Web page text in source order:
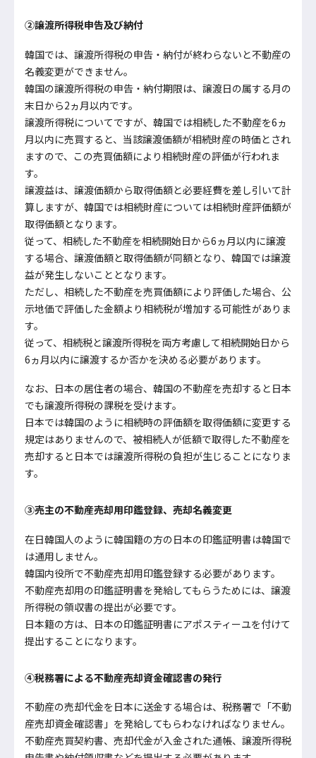
②譲渡所得税申告及び納付
韓国では、譲渡所得税の申告・納付が終わらないと不動産の
名義変更ができません。
韓国の譲渡所得税の申告・納付期限は、譲渡日の属する月の
末日から2ヵ月以内です。
譲渡所得税についてですが、韓国では相続した不動産を6ヵ
月以内に売買すると、当該譲渡価額が相続財産の時価とされ
ますので、この売買価額により相続財産の評価が行われま
す。
譲渡益は、譲渡価額から取得価額と必要経費を差し引いて計
算しますが、韓国では相続財産については相続財産評価額が
取得価額となります。
従って、相続した不動産を相続開始日から6ヵ月以内に譲渡
する場合、譲渡価額と取得価額が同額となり、韓国では譲渡
益が発生しないこととなります。
ただし、相続した不動産を売買価額により評価した場合、公
示地価で評価した金額より相続税が増加する可能性がありま
す。
従って、相続税と譲渡所得税を両方考慮して相続開始日から
6ヵ月以内に譲渡するか否かを決める必要があります。
なお、日本の居住者の場合、韓国の不動産を売却すると日本
でも譲渡所得税の課税を受けます。
日本では韓国のように相続時の評価額を取得価額に変更する
規定はありませんので、被相続人が低額で取得した不動産を
売却すると日本では譲渡所得税の負担が生じることになりま
す。
③売主の不動産売却用印鑑登録、売却名義変更
在日韓国人のように韓国籍の方の日本の印鑑証明書は韓国で
は通用しません。
韓国内役所で不動産売却用印鑑登録する必要があります。
不動産売却用の印鑑証明書を発給してもらうためには、譲渡
所得税の領収書の提出が必要です。
日本籍の方は、日本の印鑑証明書にアポスティーユを付けて
提出することになります。
④税務署による不動産売却資金確認書の発行
不動産の売却代金を日本に送金する場合は、税務署で「不動
産売却資金確認書」を発給してもらわなければなりません。
不動産売買契約書、売却代金が入金された通帳、譲渡所得税